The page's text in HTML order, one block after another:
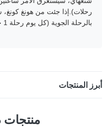
بالرحلة الجوية (كل يوم رحلة 1 حول وقت الظهر).
المنتجات
المقاوم للصدأ مزدوجة
منتجات